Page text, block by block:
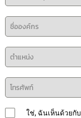
ใช่, ฉันเห็นด้วยกับ